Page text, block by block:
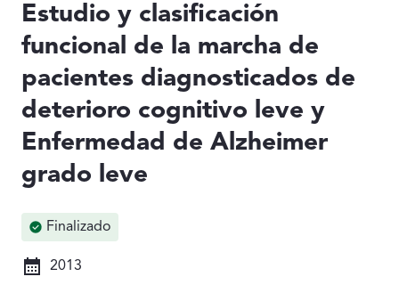
Estudio y clasificación
funcional de la marcha de
pacientes diagnosticados de
deterioro cognitivo leve y
Enfermedad de Alzheimer
grado leve
Finalizado
2013